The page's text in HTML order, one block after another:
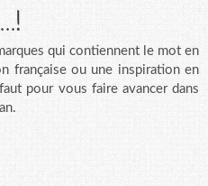
qui contiennent le mot en
française ou une inspiration en
pour vous faire avancer dans